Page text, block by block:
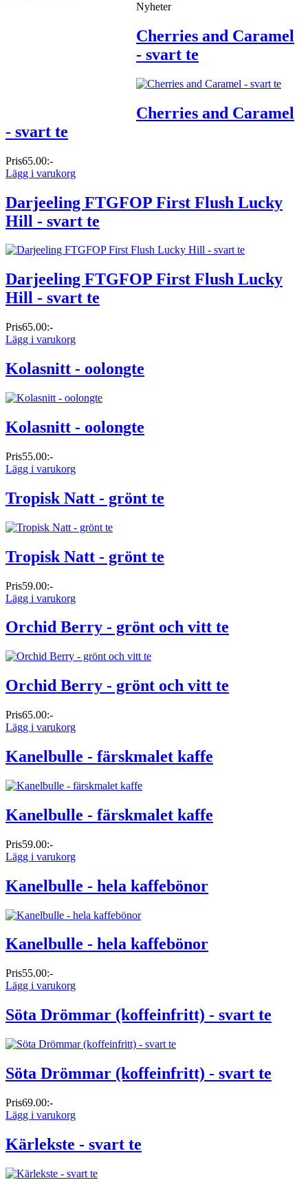
Nyheter
Cherries and Caramel
- svart te
Cherries and Caramel
- svart te
Pris65.00:-
Lägg i varukorg
Darjeeling FTGFOP First Flush Lucky
Hill - svart te
Darjeeling FTGFOP First Flush Lucky
Hill - svart te
Pris65.00:-
Lägg i varukorg
Kolasnitt - oolongte
Kolasnitt - oolongte
Pris55.00:-
Lägg i varukorg
Tropisk Natt - grönt te
Tropisk Natt - grönt te
Pris59.00:-
Lägg i varukorg
Orchid Berry - grönt och vitt te
Orchid Berry - grönt och vitt te
Pris65.00:-
Lägg i varukorg
Kanelbulle - färskmalet kaffe
Kanelbulle - färskmalet kaffe
Pris59.00:-
Lägg i varukorg
Kanelbulle - hela kaffebönor
Kanelbulle - hela kaffebönor
Pris55.00:-
Lägg i varukorg
Söta Drömmar (koffeinfritt) - svart te
Söta Drömmar (koffeinfritt) - svart te
Pris69.00:-
Lägg i varukorg
Kärlekste - svart te